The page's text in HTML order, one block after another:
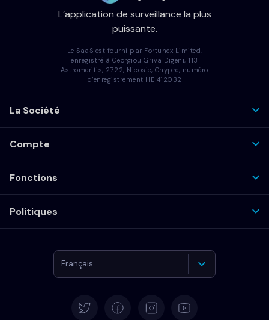
L’application de surveillance la plus
puissante.
Le SaaS est fourni par Fortunex Limited,
enregistré à Georgiou Griva Digeni, 113
Astromeritis, 2722, Nicosie, Chypre, numéro
d’enregistrement HE 412032
La Société
Compte
Fonctions
Politiques
Français